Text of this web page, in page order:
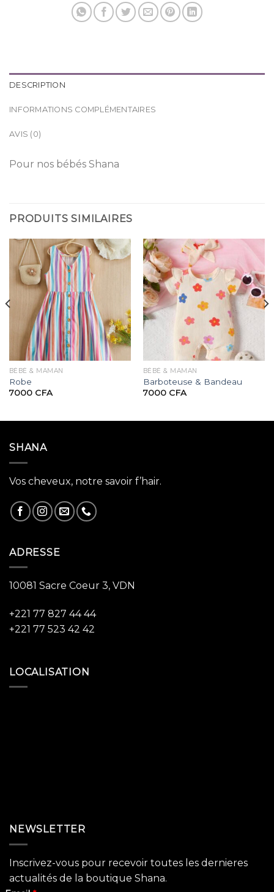
DESCRIPTION
INFORMATIONS COMPLÉMENTAIRES
AVIS (0)
Pour nos bébés Shana
PRODUITS SIMILAIRES
BÉBÉ & MAMAN
Robe
7000 CFA
BÉBÉ & MAMAN
Barboteuse & Bandeau
7000 CFA
SHANA
Vos cheveux, notre savoir f’hair.
ADRESSE
10081 Sacre Coeur 3, VDN
+221 77 827 44 44
+221 77 523 42 42
LOCALISATION
NEWSLETTER
Inscrivez-vous pour recevoir toutes les dernieres
actualités de la boutique Shana.